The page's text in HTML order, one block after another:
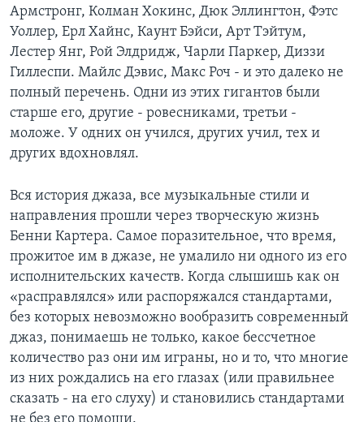
Армстронг, Колман Хокинс, Дюк Эллингтон, Фэтс
Уоллер, Ерл Хайнс, Каунт Бэйси, Арт Тэйтум,
Лестер Янг, Рой Элдридж, Чарли Паркер, Диззи
Гиллеспи. Майлс Дэвис, Макс Роч - и это далеко не
полный перечень. Одни из этих гигантов были
старше его, другие - ровесниками, третьи -
моложе. У одних он учился, других учил, тех и
других вдохновлял.
Вся история джаза, все музыкальные стили и
направления прошли через творческую жизнь
Бенни Картера. Самое поразительное, что время,
прожитое им в джазе, не умалило ни одного из его
исполнительских качеств. Когда слышишь как он
«расправлялся» или распоряжался стандартами,
без которых невозможно вообразить современный
джаз, понимаешь не только, какое бессчетное
количество раз они им играны, но и то, что многие
из них рождались на его глазах (или правильнее
сказать - на его слуху) и становились стандартами